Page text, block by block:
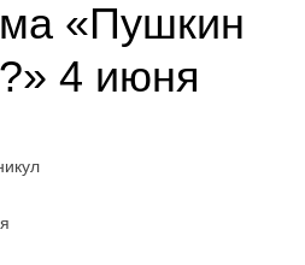
«Пушкин
4 июня